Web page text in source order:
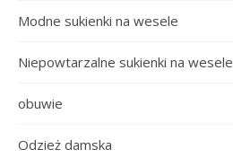
Modne sukienki na wesele
Niepowtarzalne sukienki na wesele
obuwie
Odzież damska